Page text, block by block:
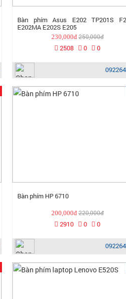
Bàn phím Asus E202 TP201S
E202MA E202S E205
230,000đ250,000đ
2508 0 0
Bàn phím HP 6710
200,000đ220,000đ
2910 0 0